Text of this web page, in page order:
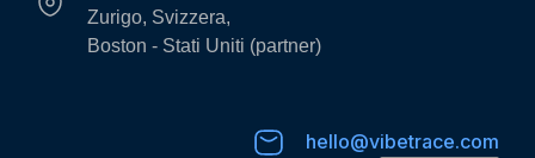
Zurigo, Svizzera,
Boston - Stati Uniti (partner)
hello@vibetrace.com